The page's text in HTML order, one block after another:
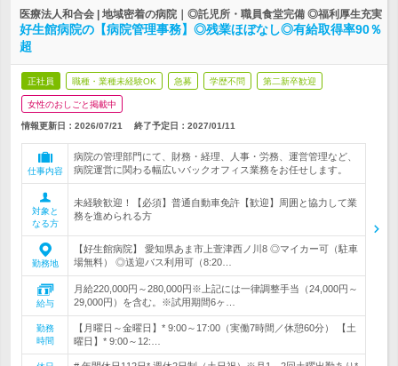
医療法人和合会 | 地域密着の病院｜◎託児所・職員食堂完備 ◎福利厚生充実
好生館病院の【病院管理事務】◎残業ほぼなし◎有給取得率90％
超
正社員 職種・業種未経験OK 急募 学歴不問 第二新卒歓迎
女性のおしごと掲載中
情報更新日：2026/07/21 終了予定日： 2027/01/11
仕事内容
病院の管理部門にて、財務・経理、人事・労務、運営管理など、
病院運営に関わる幅広いバックオフィス業務をお任せします。
対象と
なる方
未経験歓迎！【必須】普通自動車免許【歓迎】周囲と協力して業
務を進められる方
勤務地
【好生館病院】 愛知県あま市上萱津西ノ川8 ◎マイカー可（駐車
場無料） ◎送迎バス利用可（8:20…
給与
月給220,000円～280,000円※上記には一律調整手当（24,000円～
29,000円）を含む。※試用期間6ヶ…
勤務
時間
【月曜日～金曜日】* 9:00～17:00（実働7時間／休憩60分） 【土
曜日】* 9:00～12:…